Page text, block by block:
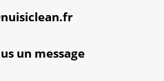
un message